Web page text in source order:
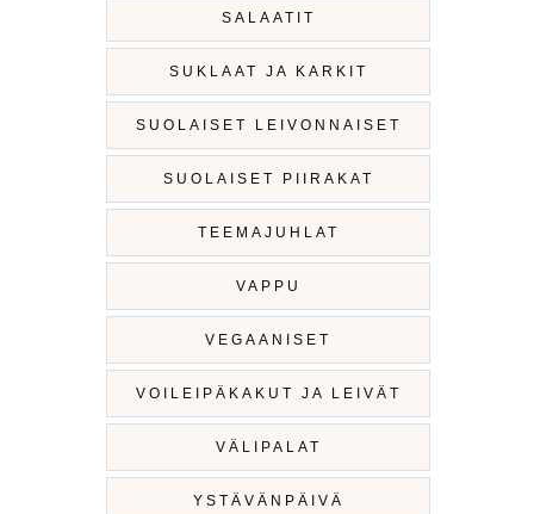
SALAATIT
SUKLAAT JA KARKIT
SUOLAISET LEIVONNAISET
SUOLAISET PIIRAKAT
TEEMAJUHLAT
VAPPU
VEGAANISET
VOILEIPÄKAKUT JA LEIVÄT
VÄLIPALAT
YSTÄVÄNPÄIVÄ